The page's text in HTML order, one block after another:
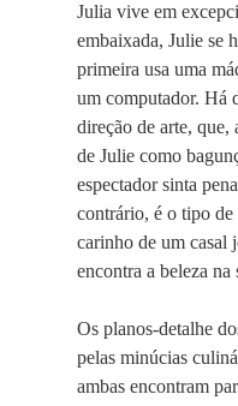
Julia vive em
embaixada, Julie se
primeira usa uma
um computador. Há
direção de arte, que,
de Julie como
espectador sinta
contrário, é o tipo de
carinho de um casal
encontra a beleza
Os planos-detalhe
pelas minúcias
ambas encontram